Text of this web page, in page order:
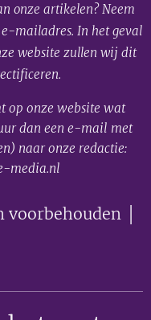
onze artikelen? Neem
mailadres. In het geval
website zullen wij dit
op onze website wat
dan een e-mail met
naar onze redactie:
media.nl
│